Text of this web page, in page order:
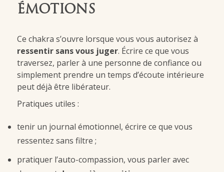
ÉMOTIONS
Ce chakra s’ouvre lorsque vous vous autorisez à
ressentir sans vous juger. Écrire ce que vous
traversez, parler à une personne de confiance ou
simplement prendre un temps d’écoute intérieure
peut déjà être libérateur.
Pratiques utiles :
tenir un journal émotionnel, écrire ce que vous
ressentez sans filtre ;
pratiquer l’auto-compassion, vous parler avec